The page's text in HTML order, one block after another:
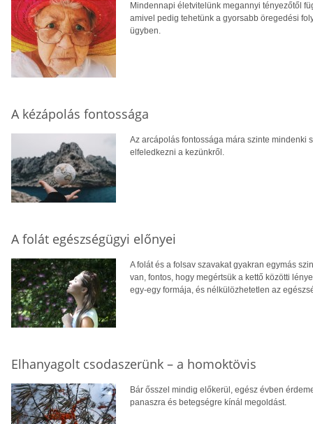
Mindennapi életvitelünk megannyi tényezőtől
amivel pedig tehetünk a gyorsabb öregedési
ügyben.
A kézápolás fontossága
Az arcápolás fontossága mára szinte mindenki
elfeledkezni a kezünkről.
A folát egészségügyi előnyei
A folát és a folsav szavakat gyakran egymás
van, fontos, hogy megértsük a kettő közötti
egy-egy formája, és nélkülözhetetlen az
Elhanyagolt csodaszerünk – a homoktövis
Bár ősszel mindig előkerül, egész évben
panaszra és betegségre kínál megoldást.